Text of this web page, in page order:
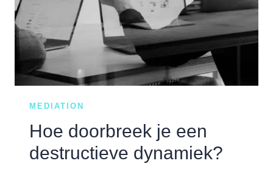
MEDIATION
Hoe doorbreek je een
destructieve dynamiek?